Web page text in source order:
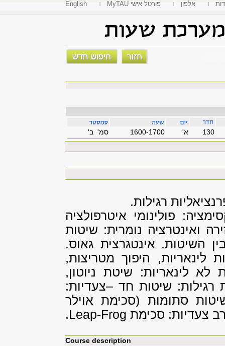
English MyTAU פורטל אישי אלפון
סמ' ב' 1600-1700 'א 130
רגילות.
פולינומי איטרפולציה
ואינטרציה נומרית: שיטות
השיטות. אינטגרצית גאוס.
לינאריות, היפוך מטריצות,
לא לינאריות: שיטת ניוטון,
רגילות: שיטות חד –צעדיות:
סתומות (סכימת אוילר
צעדיות: סכימת Leap-Frog
.
Course description